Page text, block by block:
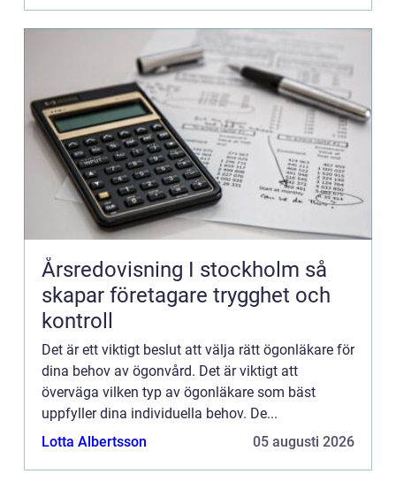
Årsredovisning I stockholm så
skapar företagare trygghet och
kontroll
Det är ett viktigt beslut att välja rätt ögonläkare för
dina behov av ögonvård. Det är viktigt att
överväga vilken typ av ögonläkare som bäst
uppfyller dina individuella behov. De...
Lotta Albertsson
05 augusti 2026